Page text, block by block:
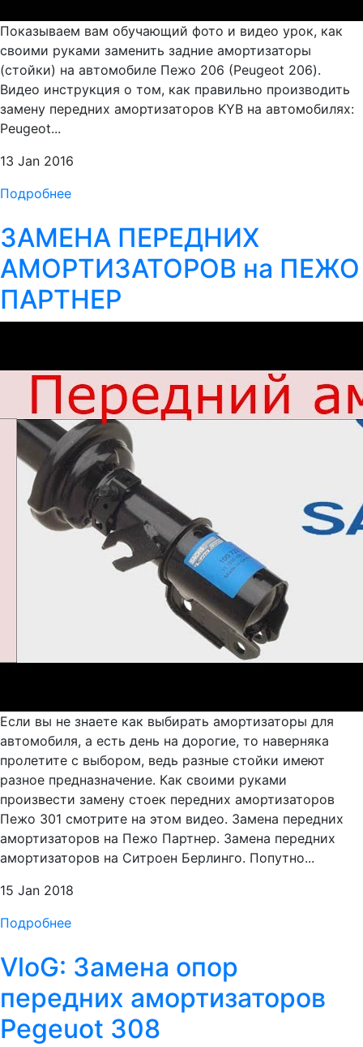
Показываем вам обучающий фото и видео урок, как
своими руками заменить задние амортизаторы
(стойки) на автомобиле Пежо 206 (Peugeot 206).
Видео инструкция о том, как правильно производить
замену передних амортизаторов KYB на автомобилях:
Peugeot...
13 Jan 2016
Подробнее
ЗАМЕНА ПЕРЕДНИХ
АМОРТИЗАТОРОВ на ПЕЖО
ПАРТНЕР
Если вы не знаете как выбирать амортизаторы для
автомобиля, а есть день на дорогие, то наверняка
пролетите с выбором, ведь разные стойки имеют
разное предназначение. Как своими руками
произвести замену стоек передних амортизаторов
Пежо 301 смотрите на этом видео. Замена передних
амортизаторов на Пежо Партнер. Замена передних
амортизаторов на Ситроен Берлинго. Попутно...
15 Jan 2018
Подробнее
VloG: Замена опор
передних амортизаторов
Pegeuot 308